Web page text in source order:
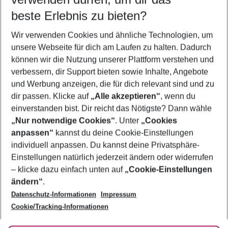
5-8 Nächte
2 Erwachsene Keine Kinder
Mehr Filter anzeigen
Footer
Footer navigation
Über uns
AGB
Bestpreisgarantie
Cookie-Einstellungen ändern
Cookie-Richtlinie
Agenturbetreuung
Barrierefreies Reisen
Folge uns
beste Erlebnis zu bieten?
Wir verwenden Cookies und ähnliche Technologien, um
unsere Webseite für dich am Laufen zu halten. Dadurch
können wir die Nutzung unserer Plattform verstehen und
verbessern, dir Support bieten sowie Inhalte, Angebote
und Werbung anzeigen, die für dich relevant sind und zu
dir passen. Klicke auf „Alle akzeptieren“, wenn du
einverstanden bist. Dir reicht das Nötigste? Dann wähle
„Nur notwendige Cookies“. Unter „Cookies
anpassen“ kannst du deine Cookie-Einstellungen
individuell anpassen. Du kannst deine Privatsphäre-
Einstellungen natürlich jederzeit ändern oder widerrufen
– klicke dazu einfach unten auf „Cookie-Einstellungen
ändern“.
Datenschutz-Informationen
Impressum
Cookie/Tracking-Informationen